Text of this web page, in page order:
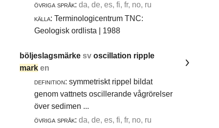
övriga språk: da, de, es, fi, fr, no, ru
källa: Terminologicentrum TNC:
Geologisk ordlista | 1988
böljeslagsmärkesvoscillation ripple
mark en
definition: symmetriskt rippel bildat
genom vattnets oscillerande vågrörelser
över sedimen ...
övriga språk: da, de, es, fi, fr, no, ru